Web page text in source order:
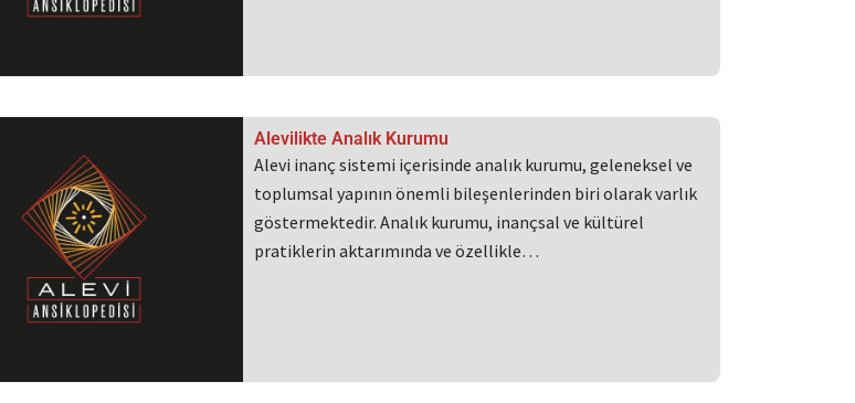
Alevilikte Analık Kurumu
Alevi inanç sistemi içerisinde analık kurumu, geleneksel ve
toplumsal yapının önemli bileşenlerinden biri olarak varlık
göstermektedir. Analık kurumu, inançsal ve kültürel
pratiklerin aktarımında ve özellikle…